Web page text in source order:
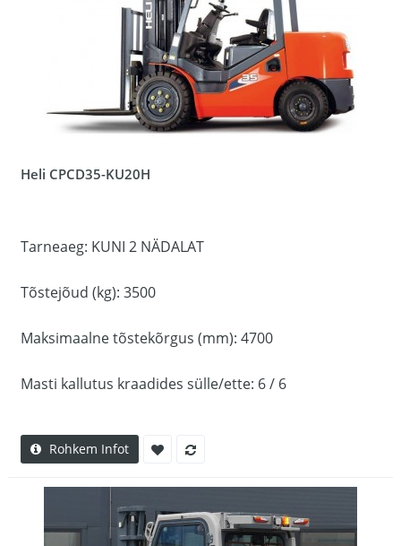
Heli CPCD35-KU20H
Tarneaeg: KUNI 2 NÄDALAT
Tõstejõud (kg): 3500
Maksimaalne tõstekõrgus (mm): 4700
Masti kallutus kraadides sülle/ette: 6 / 6
Rohkem Infot